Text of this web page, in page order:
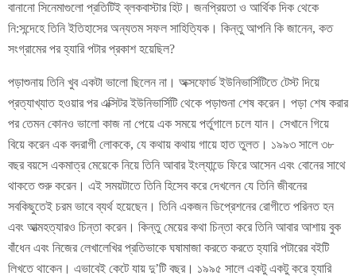
বানানো সিনেমাগুলো প্রতিটিই ব্লকবাস্টার হিট। জনপ্রিয়তা ও আর্থিক দিক থেকে
নি:সন্দেহে তিনি ইতিহাসের অন্যতম সফল সাহিত্যিক। কিন্তু আপনি কি জানেন, কত
সংগ্রামের পর হ্যারি পটার প্রকাশ হয়েছিল?
পড়াশুনায় তিনি খুব একটা ভালো ছিলেন না। অক্সফোর্ড ইউনিভার্সিটিতে টেস্ট দিয়ে
প্রত্যাখ্যাত হওয়ার পর এক্সিটর ইউনিভার্সিটি থেকে পড়াশুনা শেষ করেন। পড়া শেষ করার
পর তেমন কোনও ভালো কাজ না পেয়ে এক সময়ে পর্তুগালে চলে যান। সেখানে গিয়ে
বিয়ে করেন এক বদরাগী লোককে, যে কথায় কথায় গায়ে হাত তুলত। ১৯৯৩ সালে ৩৮
বছর বয়সে একমাত্র মেয়েকে নিয়ে তিনি আবার ইংল্যান্ডে ফিরে আসেন এবং বোনের সাথে
থাকতে শুরু করেন। এই সময়টাতে তিনি হিসেব করে দেখলেন যে তিনি জীবনের
সবকিছুতেই চরম ভাবে ব্যর্থ হয়েছেন। তিনি একজন ডিপ্রেশনের রোগীতে পরিনত হন
এবং আত্মহত্যারও চিন্তা করেন। কিন্তু মেয়ের কথা চিন্তা করে তিনি আবার আশায় বুক
বাঁধেন এবং নিজের লেখালেখির প্রতিভাকে ঘষামাজা করতে করতে হ্যারি পটারের বইটি
লিখতে থাকেন। এভাবেই কেটে যায় দু’টি বছর। ১৯৯৫ সালে একটু একটু করে হ্যারি